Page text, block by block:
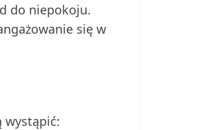
do niepokoju.
się w
wystąpić: